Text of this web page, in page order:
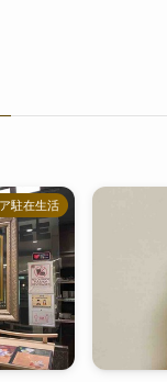
駐在生活